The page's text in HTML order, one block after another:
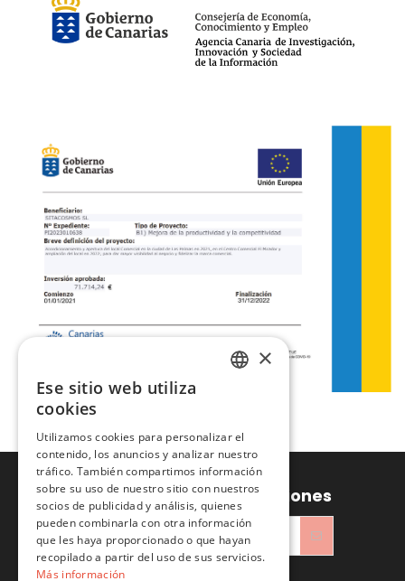
Recibe ofertas y promociones
He leído y acepto la
×
Ese sitio web utiliza
cookies
Utilizamos cookies para personalizar el
contenido, los anuncios y analizar nuestro
tráfico. También compartimos información
sobre su uso de nuestro sitio con nuestros
socios de publicidad y análisis, quienes
pueden combinarla con otra información
que les haya proporcionado o que hayan
recopilado a partir del uso de sus servicios.
Más información